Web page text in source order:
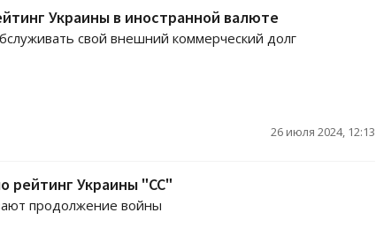
Украины в иностранной валюте
свой внешний коммерческий долг
26 июля 2024, 12:13
рейтинг Украины "CC"
продолжение войны